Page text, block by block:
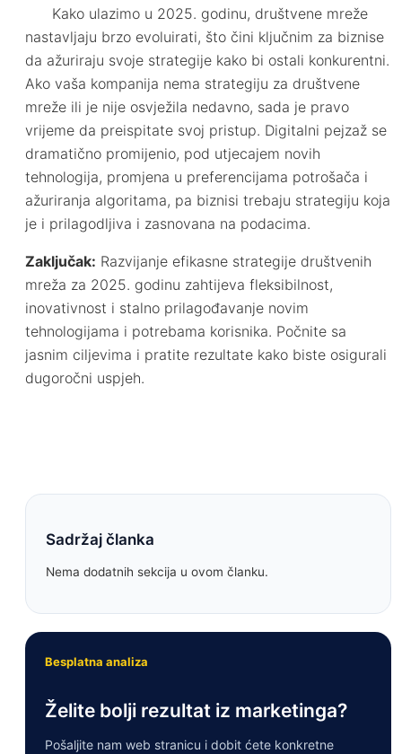
Kako ulazimo u 2025. godinu, društvene mreže
nastavljaju brzo evoluirati, što čini ključnim za biznise
da ažuriraju svoje strategije kako bi ostali konkurentni.
Ako vaša kompanija nema strategiju za društvene
mreže ili je nije osvježila nedavno, sada je pravo
vrijeme da preispitate svoj pristup. Digitalni pejzaž se
dramatično promijenio, pod utjecajem novih
tehnologija, promjena u preferencijama potrošača i
ažuriranja algoritama, pa biznisi trebaju strategiju koja
je i prilagodljiva i zasnovana na podacima.
Zaključak: Razvijanje efikasne strategije društvenih
mreža za 2025. godinu zahtijeva fleksibilnost,
inovativnost i stalno prilagođavanje novim
tehnologijama i potrebama korisnika. Počnite sa
jasnim ciljevima i pratite rezultate kako biste osigurali
dugoročni uspjeh.
Sadržaj članka
Nema dodatnih sekcija u ovom članku.
Besplatna analiza
Želite bolji rezultat iz marketinga?
Pošaljite nam web stranicu i dobit ćete konkretne